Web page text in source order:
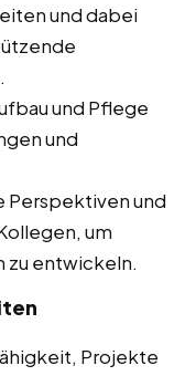
und dabei
und Pflege
und
Perspektiven und
um
zu entwickeln.
Projekte